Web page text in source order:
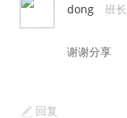
dong 班长
谢谢分享
回复